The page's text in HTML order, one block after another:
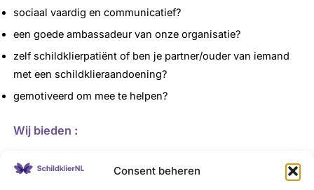
Consent beheren
sociaal vaardig en communicatief?
een goede ambassadeur van onze organisatie?
zelf schildklierpatiënt of ben je partner/ouder van iemand
met een schildklieraandoening?
gemotiveerd om mee te helpen?
Wij bieden :
zinvol en betekenisvol werk waar je ook zelf door groeit.